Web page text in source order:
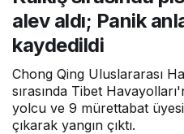
alev aldı; Panik
kaydedildi
Chong Qing Uluslararası
sırasında Tibet
yolcu ve 9 mürettabat üyesi
çıkarak yangın çıktı.